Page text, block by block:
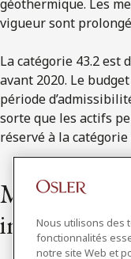
géothermique. Les
vigueur sont
La catégorie 43.2 est
avant 2020. Le
période
sorte que les actifs
réservé à la catégorie
Mesures
Nous utilisons des
fonctionnalités
notre site Web et